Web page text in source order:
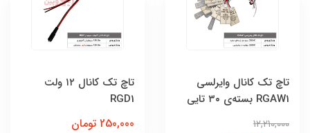
تاچ تک کانال وایرلسی
RGAW1 بسته‌ی ۳۰ تایی
12,210,000
تاچ تک کانال ۱۲ ولت
RGD1
250,000 تومان